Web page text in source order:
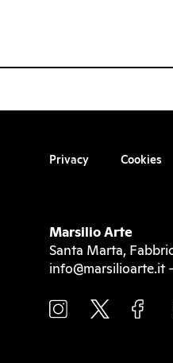
Privacy Cookies
Marsilio Arte
Santa Marta,
info@marsilioarte.it